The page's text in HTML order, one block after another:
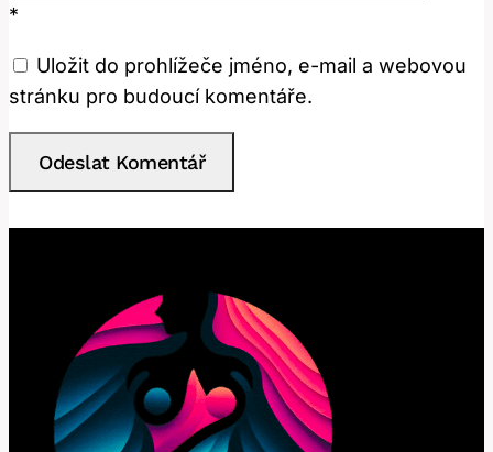
*
Uložit do prohlížeče jméno, e-mail a webovou
stránku pro budoucí komentáře.